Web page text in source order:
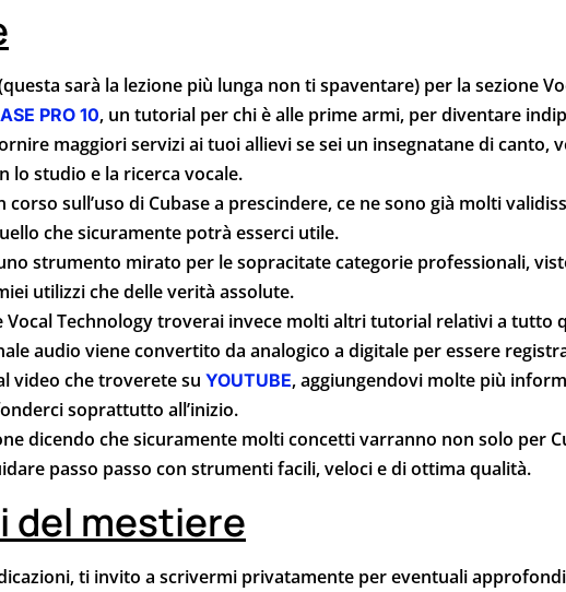
sarà la lezione più lunga non ti spaventare) per la sezione
PRO 10, un tutorial per chi è alle prime armi, per diventare
maggiori servizi ai tuoi allievi se sei un insegnatane di
lo studio e la ricerca vocale.
corso sull’uso di Cubase a prescindere, ce ne sono già molti
che sicuramente potrà esserci utile.
strumento mirato per le sopracitate categorie professionali,
utilizzi che delle verità assolute.
Vocal Technology troverai invece molti altri tutorial relativi a
audio viene convertito da analogico a digitale per essere
video che troverete su YOUTUBE, aggiungendovi molte più
soprattutto all’inizio.
dicendo che sicuramente molti concetti varranno non solo per
passo passo con strumenti facili, veloci e di ottima qualità.
del mestiere
ti invito a scrivermi privatamente per eventuali